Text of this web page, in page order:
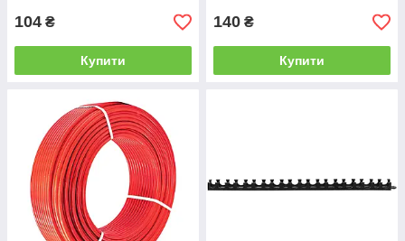
104 ₴
Купити
140 ₴
Купити